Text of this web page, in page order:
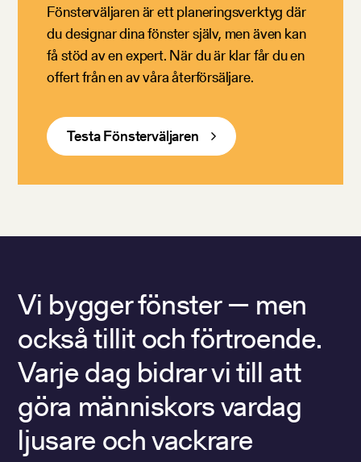
Fönsterväljaren är ett planeringsverktyg där
du designar dina fönster själv, men även kan
få stöd av en expert. När du är klar får du en
offert från en av våra återförsäljare.
Testa Fönsterväljaren
Vi bygger fönster — men
också tillit och förtroende.
Varje dag bidrar vi till att
göra människors vardag
ljusare och vackrare